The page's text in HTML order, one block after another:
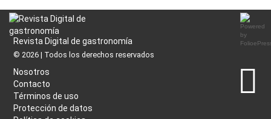
Revista Digital de gastronomía
© 2026 | Todos los derechos reservados
Nosotros
Contacto
Términos de uso
Protección de datos